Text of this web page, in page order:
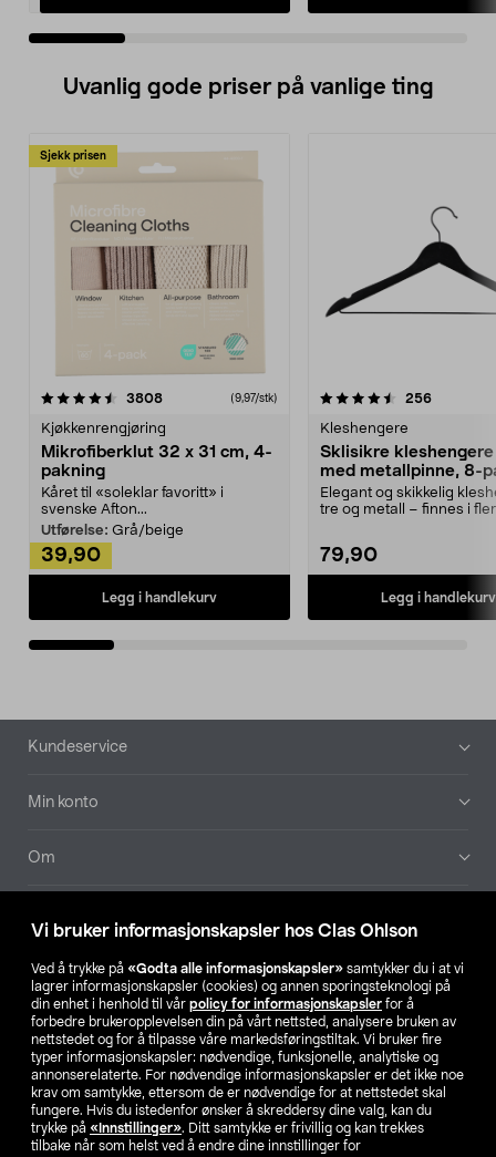
Vi bruker informasjonskapsler hos Clas Ohlson
Ved å trykke på «Godta alle informasjonskapsler» samtykker du i at vi
lagrer informasjonskapsler (cookies) og annen sporingsteknologi på
din enhet i henhold til vår policy for informasjonskapsler for å
forbedre brukeropplevelsen din på vårt nettsted, analysere bruken av
nettstedet og for å tilpasse våre markedsføringstiltak. Vi bruker fire
typer informasjonskapsler: nødvendige, funksjonelle, analytiske og
annonserelaterte. For nødvendige informasjonskapsler er det ikke noe
krav om samtykke, ettersom de er nødvendige for at nettstedet skal
fungere. Hvis du istedenfor ønsker å skreddersy dine valg, kan du
trykke på «Innstillinger». Ditt samtykke er frivillig og kan trekkes
tilbake når som helst ved å endre dine innstillinger for
Uvanlig gode priser på vanlige ting
Sjekk prisen
3808anmeldelser(9,97/stk)
Kjøkkenrengjøring
Mikrofiberklut 32 x 31 cm, 4-
pakning
Kåret til «soleklar favoritt» i
svenske Afton...
Utførelse: Grå/beige
39,90
Legg i handlekurv
4.5av 5 stjerner 256
Kleshengere
Sklisikre
med metallpinne, 8-
Elegant og skikkelig
tre og metall – finnes i
79,90
Legg i handlekurv
4.5av 5 stjerner
Bunntekst
Kundeservice
Min konto
Om
Våre selskaper
Finn din butikk
SE NO FI